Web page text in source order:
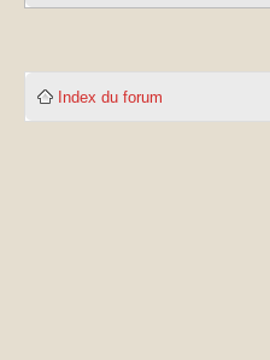
Index du forum